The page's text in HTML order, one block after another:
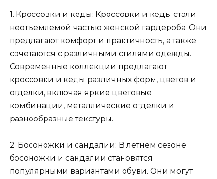
1. Кроссовки и кеды: Кроссовки и кеды стали
неотъемлемой частью женской гардероба. Они
предлагают комфорт и практичность, а также
сочетаются с различными стилями одежды.
Современные коллекции предлагают
кроссовки и кеды различных форм, цветов и
отделки, включая яркие цветовые
комбинации, металлические отделки и
разнообразные текстуры.
2. Босоножки и сандалии: В летнем сезоне
босоножки и сандалии становятся
популярными вариантами обуви. Они могут